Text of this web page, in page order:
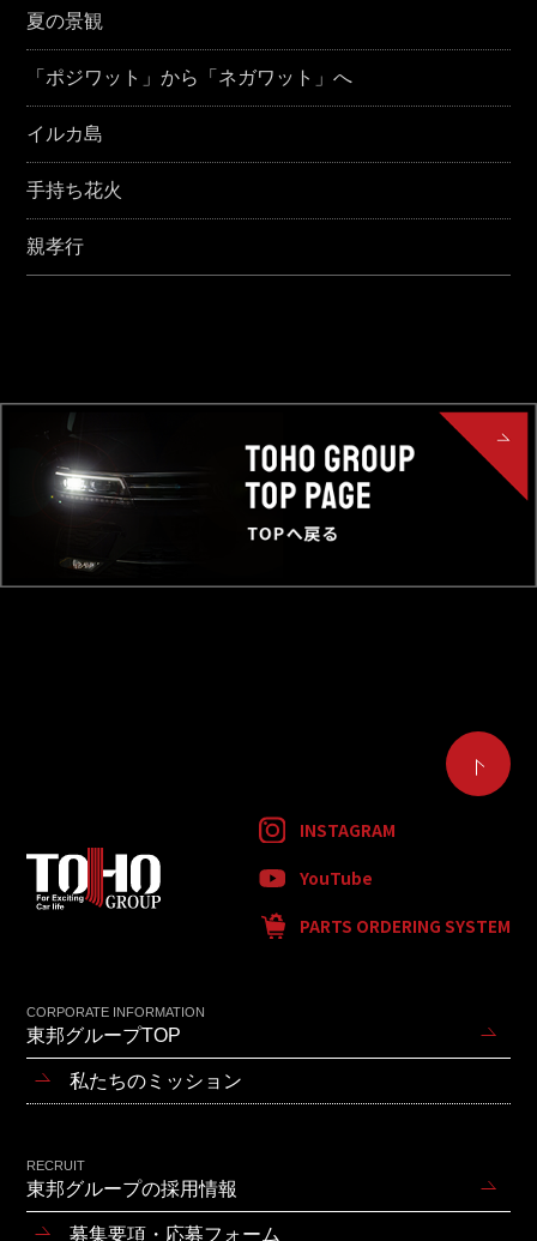
夏の景観
「ポジワット」から「ネガワット」へ
イルカ島
手持ち花火
親孝行
INSTAGRAM
YouTube
PARTS ORDERING SYSTEM
CORPORATE INFORMATION
東邦グループTOP
私たちのミッション
RECRUIT
東邦グループの採用情報
募集要項・応募フォーム